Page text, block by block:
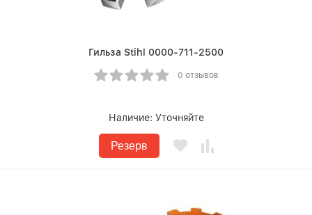
Гильза Stihl 0000-711-2500
0 отзывов
Наличие: Уточняйте
Резерв